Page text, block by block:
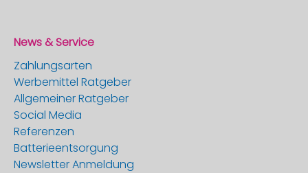
News & Service
Zahlungsarten
Werbemittel Ratgeber
Allgemeiner Ratgeber
Social Media
Referenzen
Batterieentsorgung
Newsletter Anmeldung